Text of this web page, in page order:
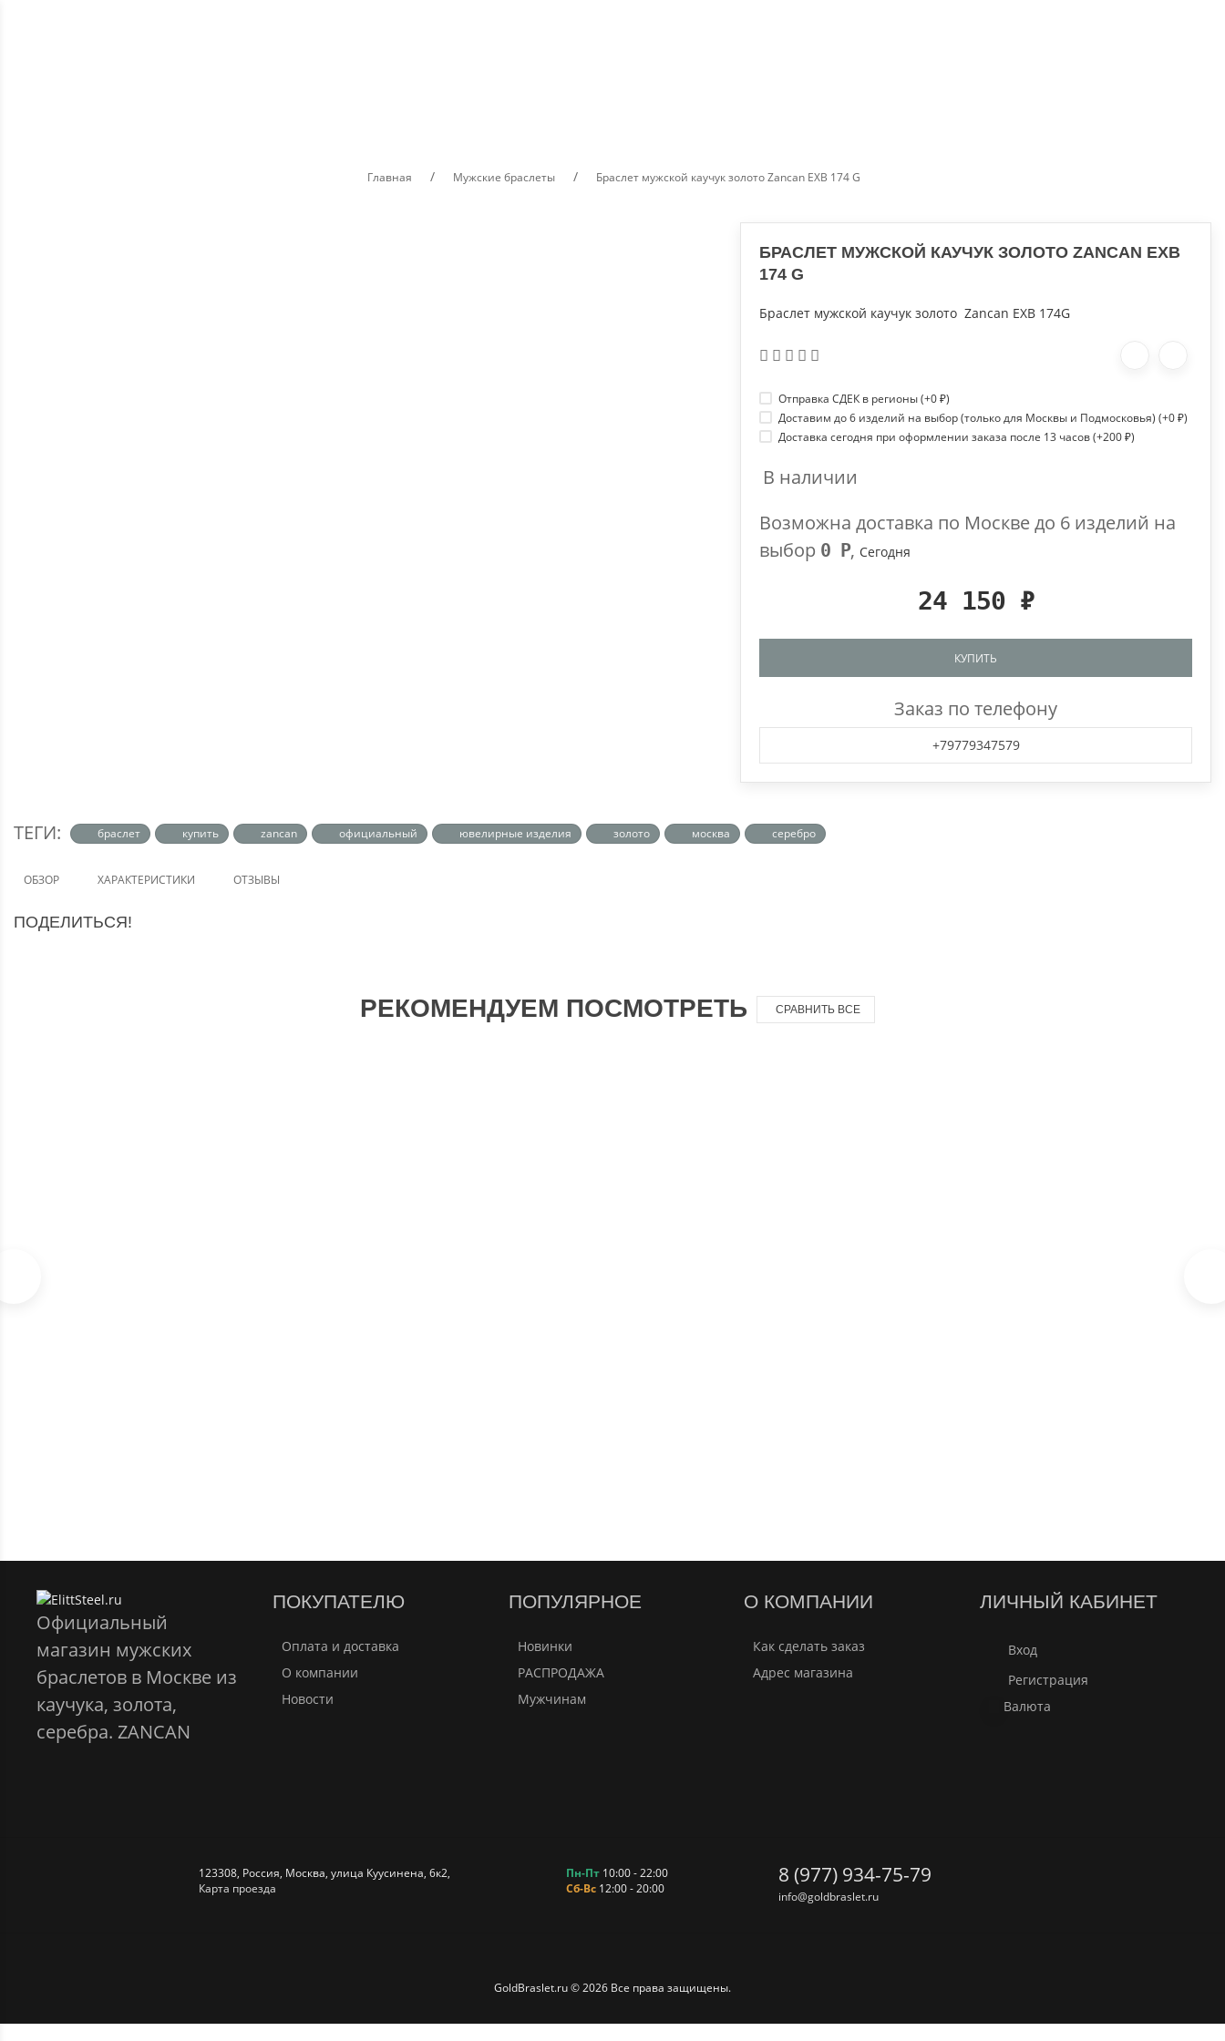
Главная Мужские браслеты Браслет мужской каучук золото Zancan EXB 174 G
БРАСЛЕТ МУЖСКОЙ КАУЧУК ЗОЛОТО ZANCAN EXB
174 G
Браслет мужской каучук золото Zancan EXB 174G
Отправка СДЕК в регионы (+0₽)
Доставим до 6 изделий на выбор (только для Москвы и Подмосковья) (+0₽)
Доставка сегодня при оформлении заказа после 13 часов (+200₽)
В наличии
Возможна доставка по Москве до 6 изделий на
выбор 0 Р, Сегодня
24 150 ₽
КУПИТЬ
Заказ по телефону
+79779347579
ТЕГИ: браслет купить zancan официальный ювелирные изделия золото москва серебро
ОБЗОР ХАРАКТЕРИСТИКИ ОТЗЫВЫ
ПОДЕЛИТЬСЯ!
РЕКОМЕНДУЕМ ПОСМОТРЕТЬ СРАВНИТЬ ВСЕ
Официальный
магазин мужских
браслетов в Москве из
каучука, золота,
серебра. ZANCAN
ПОКУПАТЕЛЮ
Оплата и доставка
О компании
Новости
ПОПУЛЯРНОЕ
Новинки
РАСПРОДАЖА
Мужчинам
О КОМПАНИИ
Как сделать заказ
Адрес магазина
ЛИЧНЫЙ КАБИНЕТ
Вход
Регистрация
Валюта
123308 Россия Москва улица Куусинена, 6к2
Карта проезда
Пн-Пт 10:00 - 22:00
Сб-Вс 12:00 - 20:00
8 (977) 934-75-79
info@goldbraslet.ru
GoldBraslet.ru © 2026 Все права защищены.